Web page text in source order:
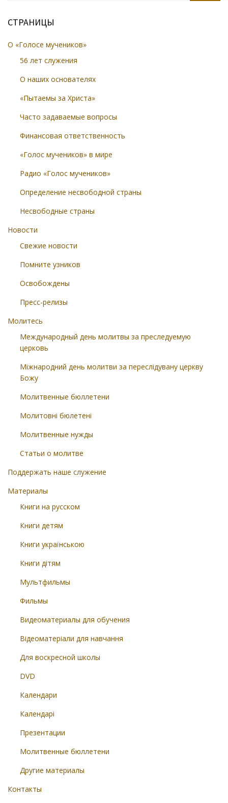
СТРАНИЦЫ
О «Голосе мучеников»
56 лет служения
О наших основателях
«Пытаемы за Христа»
Часто задаваемые вопросы
Финансовая ответственность
«Голос мучеников» в мире
Радио «Голос мучеников»
Определение несвободной страны
Несвободные страны
Новости
Свежие новости
Помните узников
Освобождены
Пресс-релизы
Молитесь
Международный день молитвы за преследуемую
церковь
Міжнародний день молитви за переслідувану церкву
Божу
Молитвенные бюллетени
Молитовні бюлетені
Молитвенные нужды
Статьи о молитве
Поддержать наше служение
Материалы
Книги на русском
Книги детям
Книги українською
Книги дітям
Мультфильмы
Фильмы
Видеоматериалы для обучения
Відеоматеріали для навчання
Для воскресной школы
DVD
Календари
Календарі
Презентации
Молитвенные бюллетени
Другие материалы
Контакты